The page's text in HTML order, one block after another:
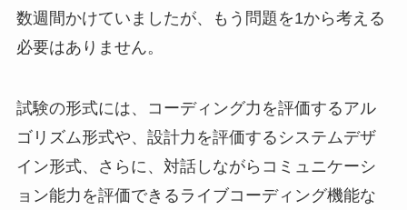
数週間かけていましたが、もう問題を1から考える
必要はありません。
試験の形式には、コーディング力を評価するアル
ゴリズム形式や、設計力を評価するシステムデザ
イン形式、さらに、対話しながらコミュニケーシ
ョン能力を評価できるライブコーディング機能な